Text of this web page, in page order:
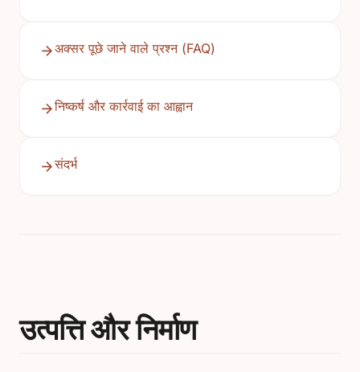
अक्सर पूछे जाने वाले प्रश्न (FAQ)
निष्कर्ष और कार्रवाई का आह्वान
संदर्भ
उत्पत्ति और निर्माण